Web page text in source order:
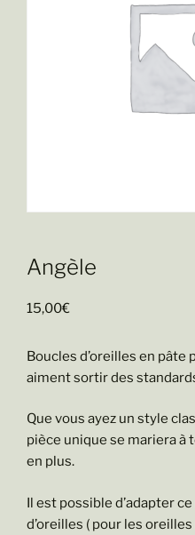
Angèle
15,00€
Boucles d’oreilles en
aiment sortir des
Que vous ayez un style
pièce unique se mariera à
en plus.
Il est possible d’adapter
d’oreilles ( pour les